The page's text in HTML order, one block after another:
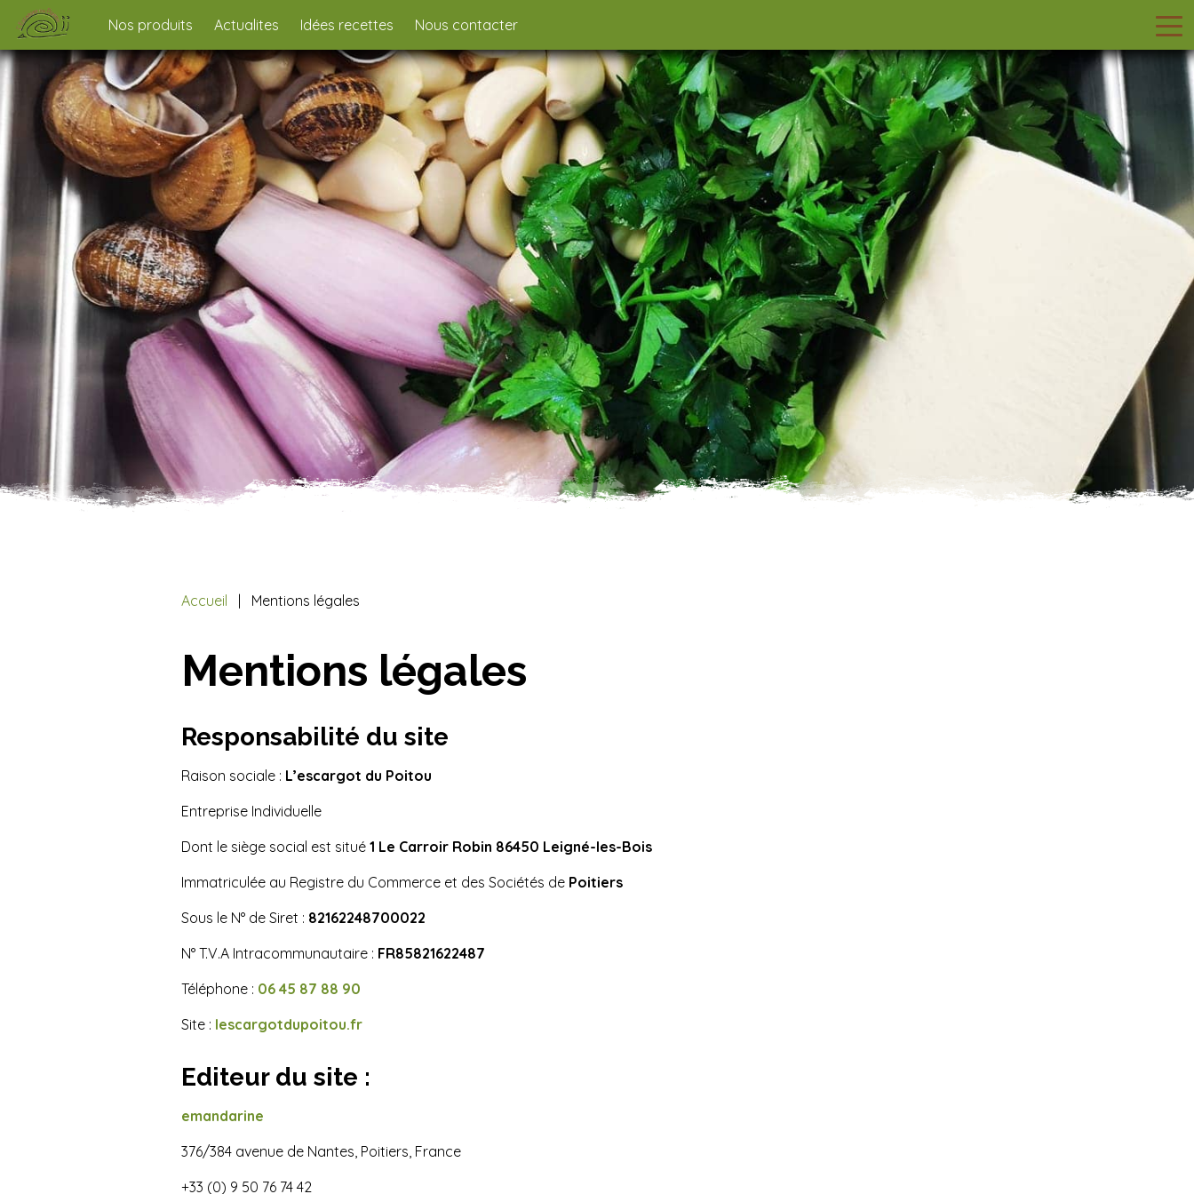
Nos produits Actualites Idées recettes Nous contacter
Accueil Mentions légales
Mentions légales
Responsabilité du site
Raison sociale : L’escargot du Poitou
Entreprise Individuelle
Dont le siège social est situé 1 Le Carroir Robin 86450 Leigné-les-Bois
Immatriculée au Registre du Commerce et des Sociétés de Poitiers
Sous le N° de Siret : 82162248700022
N° T.V.A Intracommunautaire : FR85821622487
Téléphone : 06 45 87 88 90
Site : lescargotdupoitou.fr
Editeur du site :
emandarine
376/384 avenue de Nantes, Poitiers, France
+33 (0) 9 50 76 74 42